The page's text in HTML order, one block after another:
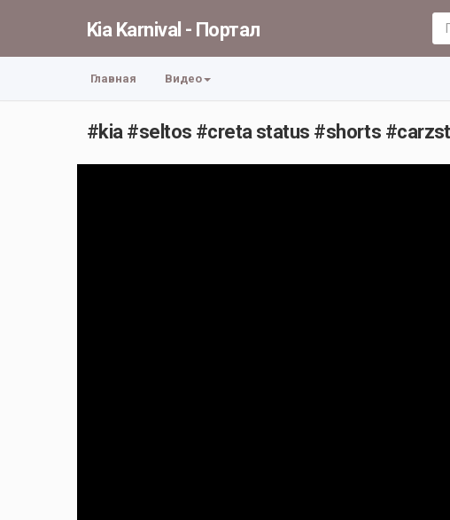
Kia Karnival - Портал
Главная Видео
#kia #seltos #creta status #shorts